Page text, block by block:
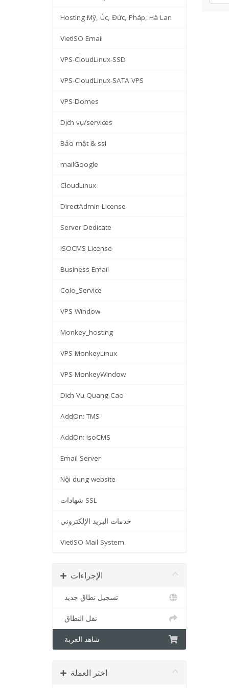
Hosting Mỹ, Úc, Đức, Pháp, Hà Lan
VietISO Email
VPS-CloudLinux-SSD
VPS-CloudLinux-SATA VPS
VPS-Domes
Dịch vụ/services
Bảo mật & ssl
mailGoogle
CloudLinux
DirectAdmin License
Server Dedicate
ISOCMS License
Business Email
Colo_Service
VPS Window
Monkey_hosting
VPS-MonkeyLinux
VPS-MonkeyWindow
Dich Vu Quang Cao
AddOn: TMS
AddOn: isoCMS
Email Server
Nội dung website
شهادات SSL
خدمات البريد الإلكتروني
VietISO Mail System
الإجراءات
تسجيل نطاق جديد
نقل النطاق
شاهد العربة
اختر العملة